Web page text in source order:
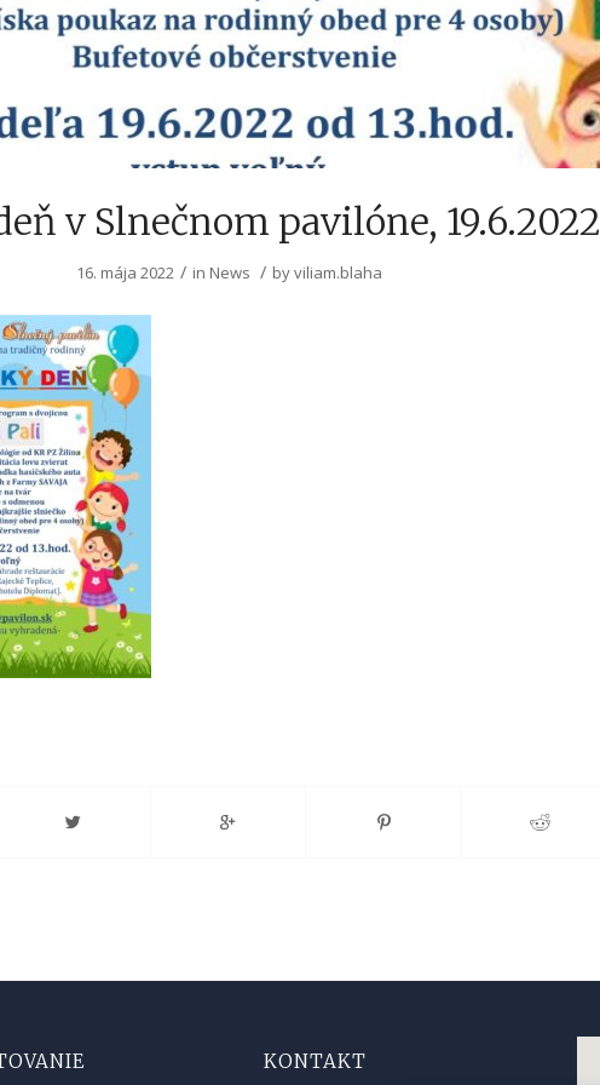
v Slnečnom pavilóne, 19.6.2022
16. mája 2022 / in News / byviliam.blaha
KONTAKT